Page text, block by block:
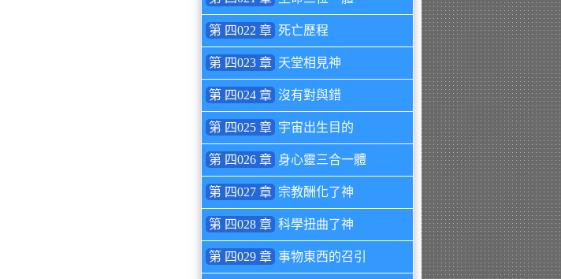
第 四022 章 死亡歷程
第 四023 章 天堂相見神
第 四024 章 沒有對與錯
第 四025 章 宇宙出生目的
第 四026 章 身心靈三合一體
第 四027 章 宗教酬化了神
第 四028 章 科學扭曲了神
第 四029 章 事物東西的召引